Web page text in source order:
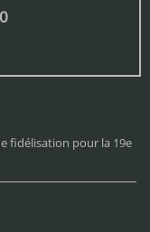
fidélisation pour la 19e